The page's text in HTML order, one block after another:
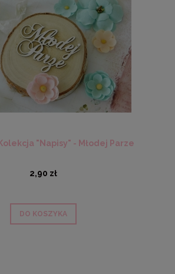
"Napisy" - Młodej Parze
2,90 zł
DO KOSZYKA